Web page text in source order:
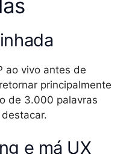
ao vivo antes de
principalmente
de 3.000 palavras
e má UX